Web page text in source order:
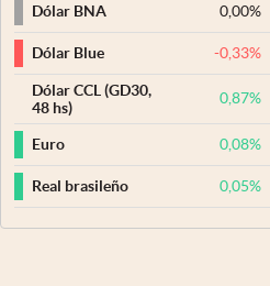
Dólar BNA
0,00%
Dólar Blue -0,33%
Dólar CCL (GD30,
48 hs)
0,87%
Euro 0,08%
Real brasileño 0,05%